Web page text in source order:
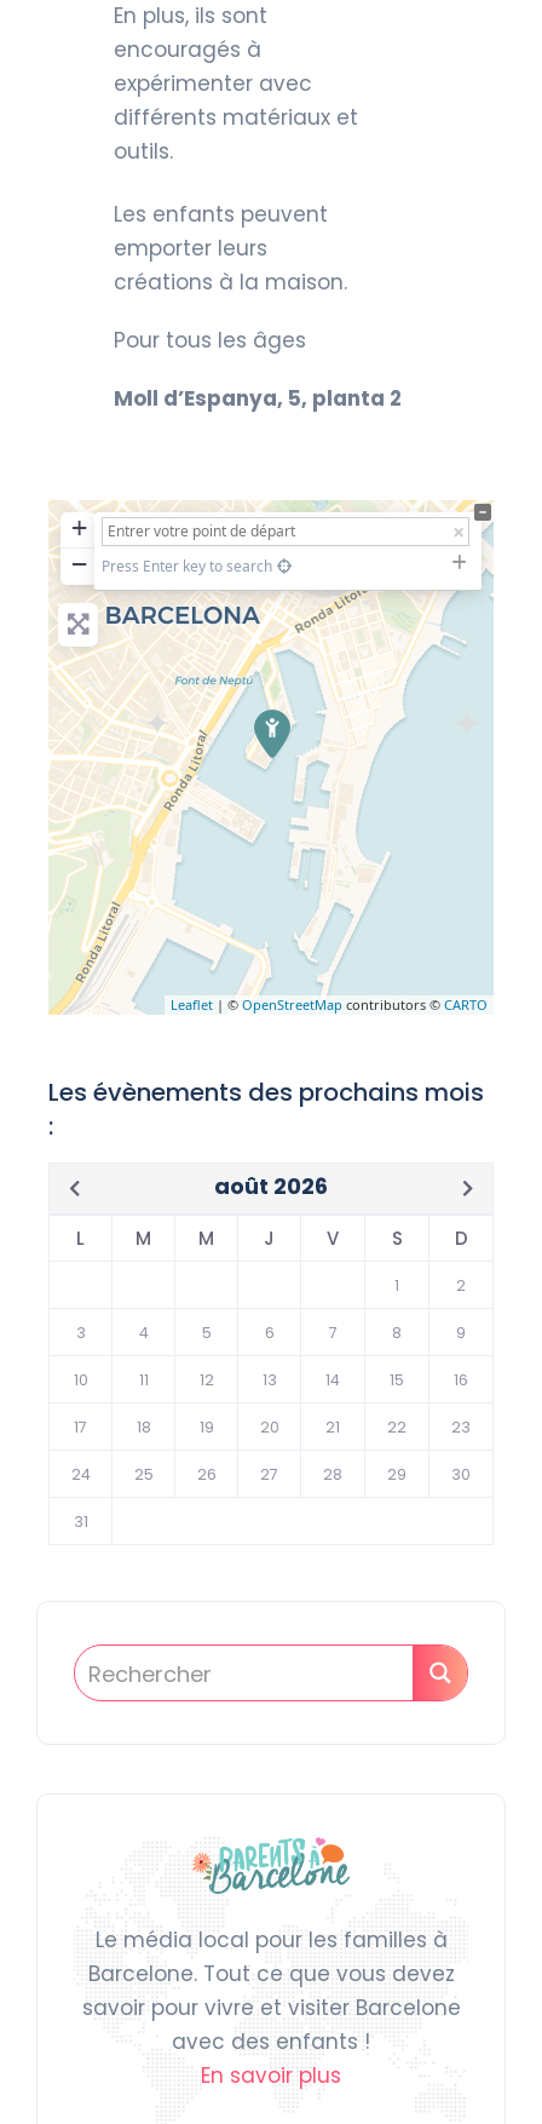
En plus, ils sont
encouragés à
expérimenter avec
différents matériaux et
outils.
Les enfants peuvent
emporter leurs
créations à la maison.
Pour tous les âges
Moll d’Espanya, 5, planta 2
+
−
Press Enter key to search
Leaflet | © OpenStreetMap contributors © CARTO
Les évènements des prochains mois
:
août 2026
L M M J V S D
1 2
3 4 5 6 7 8 9
10 11 12 13 14 15 16
17 18 19 20 21 22 23
24 25 26 27 28 29 30
31
Le média local pour les familles à
Barcelone. Tout ce que vous devez
savoir pour vivre et visiter Barcelone
avec des enfants !
En savoir plus